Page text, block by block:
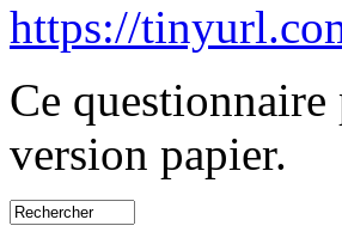
https://
Ce
version papier.